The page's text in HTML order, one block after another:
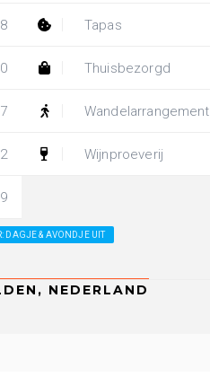
8
9
Tapas
Thuisbezorgd
Wandelarrangement
Wijnproeverij
DAGJE & AVONDJE UIT